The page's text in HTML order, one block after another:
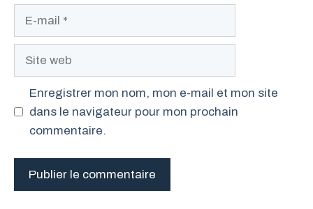
Site
Enregistrer mon nom, mon e-mail et mon site
dans le navigateur pour mon prochain
commentaire.